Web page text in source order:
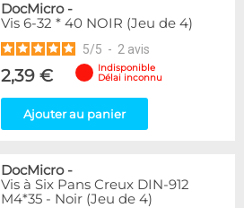
DocMicro-
Vis 6-32 * 40 NOIR (Jeu de 4)
5/5 - 2 avis
2,39 €
Indisponible
Délai inconnu
Ajouter au panier
DocMicro-
Vis à Six Pans Creux DIN-912
M4*35 - Noir (Jeu de 4)